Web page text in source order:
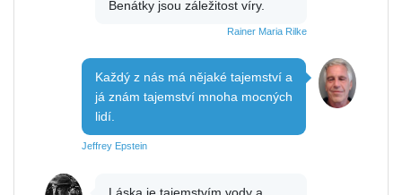
Benátky jsou záležitost víry.
Rainer Maria Rilke
Každý z nás má nějaké tajemství a
já znám tajemství mnoha mocných
lidí.
Jeffrey Epstein